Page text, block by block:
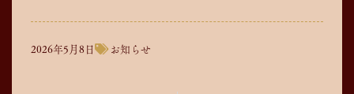
2026年5月8日 お知らせ